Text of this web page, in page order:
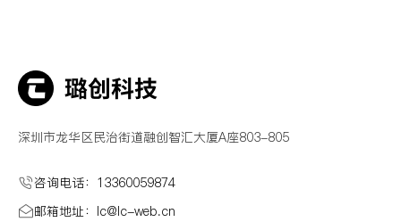
深圳市龙华区民治街道融创智汇大厦A座803-805
咨询电话：13360059874
邮箱地址：lc@Ic-web.cn